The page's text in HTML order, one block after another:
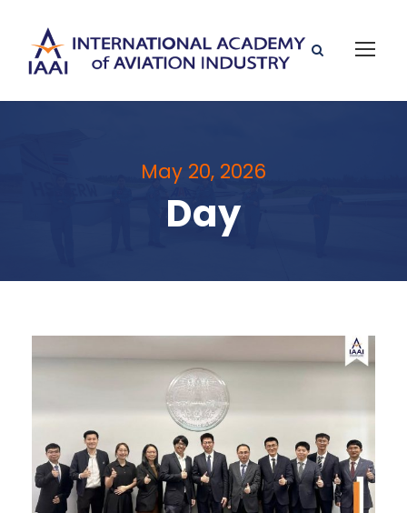
May 20, 2026
Day